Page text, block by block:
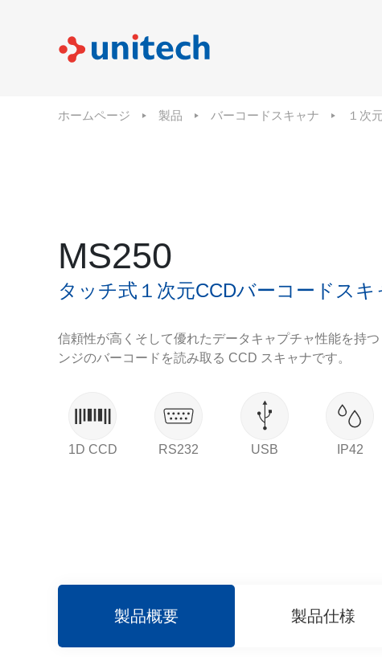
ホームページ 製品 バーコードスキャナ １次
MS250
タッチ式１次元CCDバーコードスキ
信頼性が高くそして優れたデータキャプチャ性能を持
ンジのバーコードを読み取る CCD スキャナです。
1D CCD RS232 USB IP42
製品概要 製品仕様